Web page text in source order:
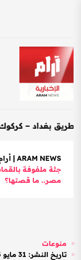
– كركوك بعد إنجازه
ARAM NEWS | أرام الإخبارية
جثة ملفوفة
مصر.. ما قصتها؟
منوعات
تاريخ النشر: 31 مايو 2023 | الساعة: 11:03 صباحًا